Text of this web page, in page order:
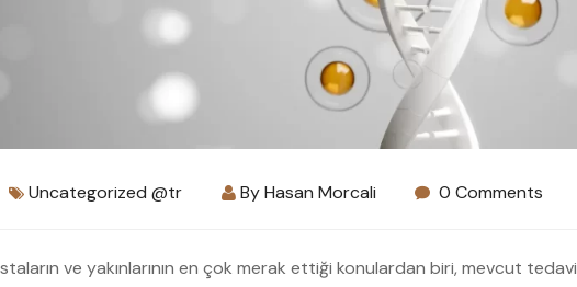
Uncategorized @tr ByHasan Morcali 0 Comments
ve yakınlarının en çok merak ettiği konulardan biri, mevcut tedavi